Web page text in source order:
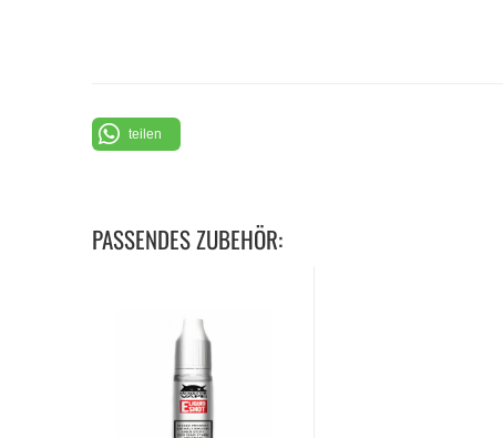
teilen
PASSENDES ZUBEHÖR: